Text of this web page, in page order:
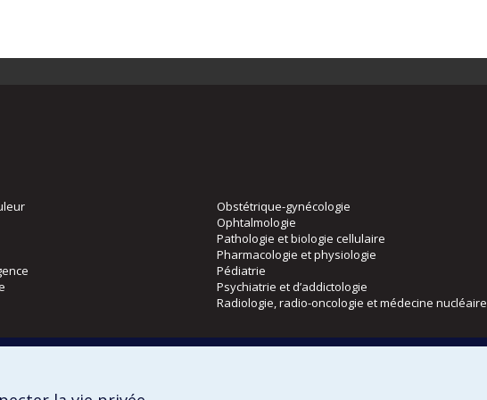
Obstétrique-gynécologie
Ophtalmologie
Pathologie et biologie cellulaire
Pharmacologie et physiologie
Pédiatrie
Psychiatrie et d’addictologie
Radiologie, radio-oncologie et médecine nucléaire